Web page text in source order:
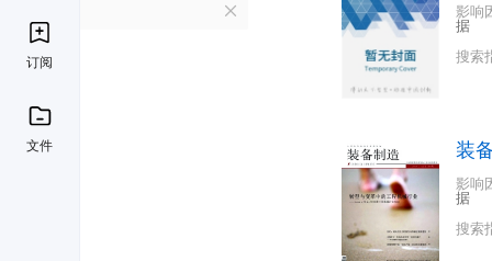
订阅
文件
影响
据
搜索
装
影响
据
搜索